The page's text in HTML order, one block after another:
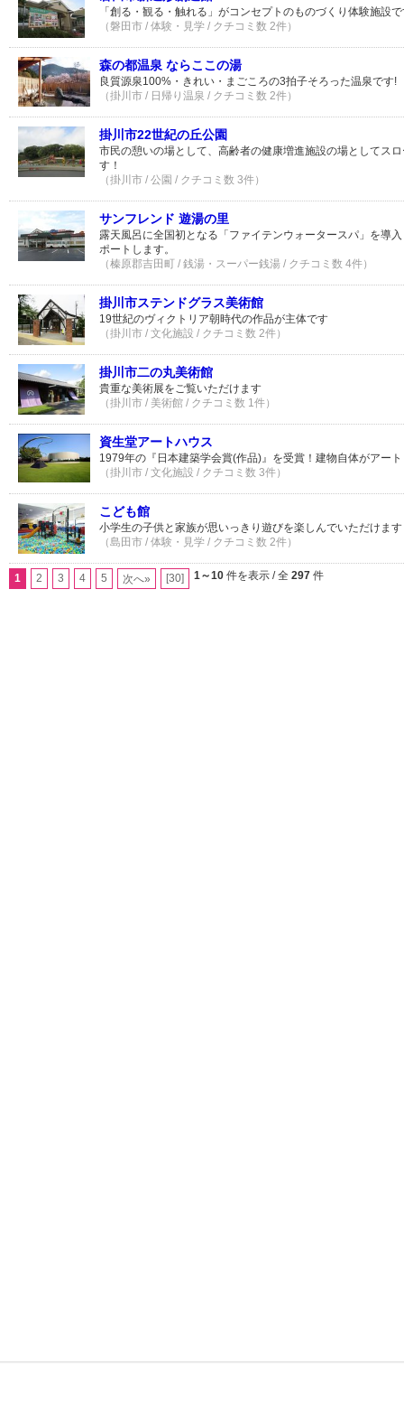
「創る・観る・触れる」がコンセプトのものづくり体験施設
（磐田市 / 体験・見学 / クチコミ数 2件）
森の都温泉 ならここの湯
良質源泉100%・きれい・まごころの3拍子そろった温泉です!
（掛川市 / 日帰り温泉 / クチコミ数 2件）
掛川市22世紀の丘公園
市民の憩いの場として、高齢者の健康増進施設の場としてス
す！
（掛川市 / 公園 / クチコミ数 3件）
サンフレンド 遊湯の里
露天風呂に全国初となる「ファイテンウォータースパ」を導
ポートします。
（榛原郡吉田町 / 銭湯・スーパー銭湯 / クチコミ数 4件）
掛川市ステンドグラス美術館
19世紀のヴィクトリア朝時代の作品が主体です
（掛川市 / 文化施設 / クチコミ数 2件）
掛川市二の丸美術館
貴重な美術展をご覧いただけます
（掛川市 / 美術館 / クチコミ数 1件）
資生堂アートハウス
1979年の『日本建築学会賞(作品)』を受賞！建物自体がアー
（掛川市 / 文化施設 / クチコミ数 3件）
こども館
小学生の子供と家族が思いっきり遊びを楽しんでいただけま
（島田市 / 体験・見学 / クチコミ数 2件）
1 2 3 4 5 次へ» [30] 1～10 件を表示 / 全 297 件